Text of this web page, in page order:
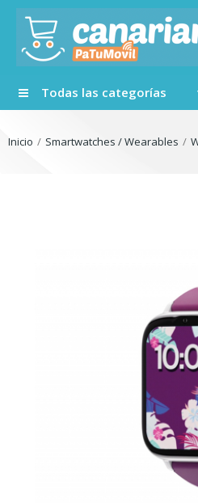
Todas las categorías
Inicio Smartwatches / Wearables